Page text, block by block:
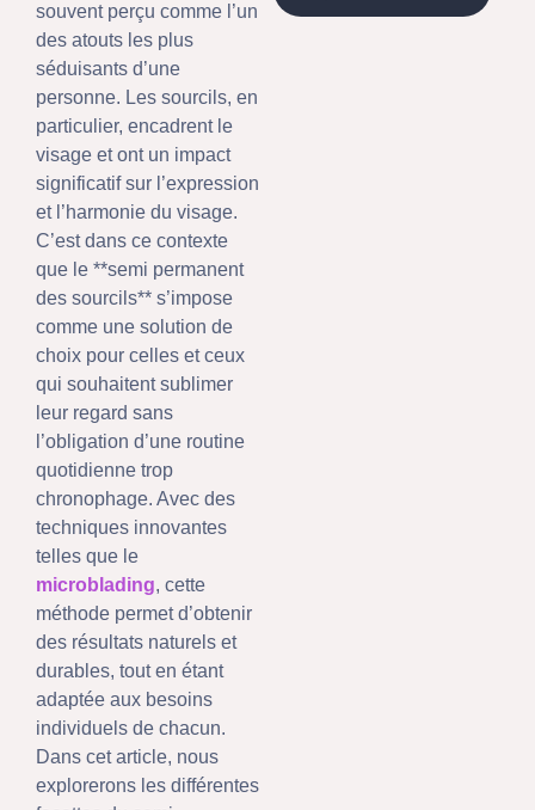
souvent perçu comme l’un
des atouts les plus
séduisants d’une
personne. Les sourcils, en
particulier, encadrent le
visage et ont un impact
significatif sur l’expression
et l’harmonie du visage.
C’est dans ce contexte
que le **semi permanent
des sourcils** s’impose
comme une solution de
choix pour celles et ceux
qui souhaitent sublimer
leur regard sans
l’obligation d’une routine
quotidienne trop
chronophage. Avec des
techniques innovantes
telles que le
microblading, cette
méthode permet d’obtenir
des résultats naturels et
durables, tout en étant
adaptée aux besoins
individuels de chacun.
Dans cet article, nous
explorerons les différentes